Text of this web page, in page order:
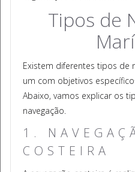
Tipos de
Existem diferentes tipos de
um com objetivos
Abaixo, vamos explicar os
navegação.
1.
COSTEIRA